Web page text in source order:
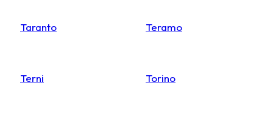
Taranto Teramo
Terni Torino